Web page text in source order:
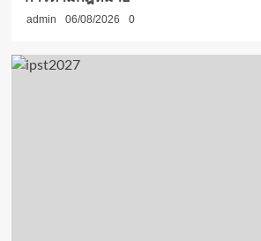
admin 06/08/2026 0